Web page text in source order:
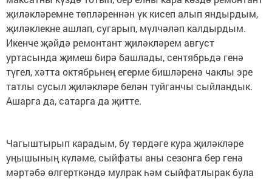
җиләкләремне төпләреннән үк кисеп алып яндырдым,
җиләклекне ашлап, сугарып, мүлчәләп калдырдым.
Икенче җәйдә ремонтант җиләкләрем август
уртасында җимеш бирә башлады, сентябрьдә генә
түгел, хәтта октябрьнең егерме бишләренә чаклы эре
татлы сусыл җиләкләре белән туйганчы сыйландык.
Ашарга да, сатарга да җитте.
Чагыштырып карадым, бу төрдәге кура җиләкләре
уңышының күләме, сыйфаты аны сезонга бер генә
мәртәбә өлгерткәндә мулрак һәм сыйфатлырак була